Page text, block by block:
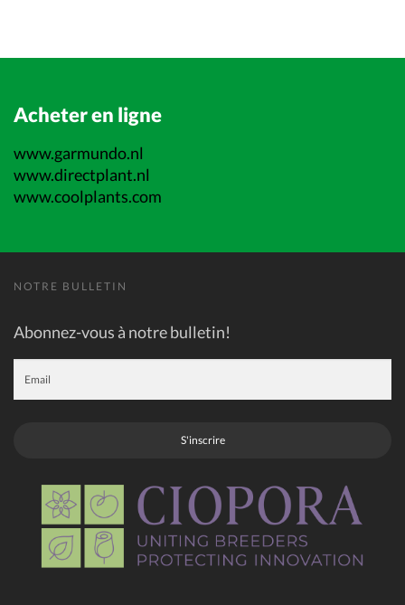
Acheter en ligne
www.garmundo.nl
www.directplant.nl
www.coolplants.com
NOTRE BULLETIN
Abonnez-vous à notre bulletin!
S'inscrire